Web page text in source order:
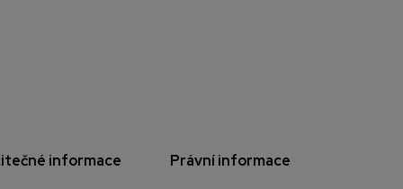
informace Právní informace